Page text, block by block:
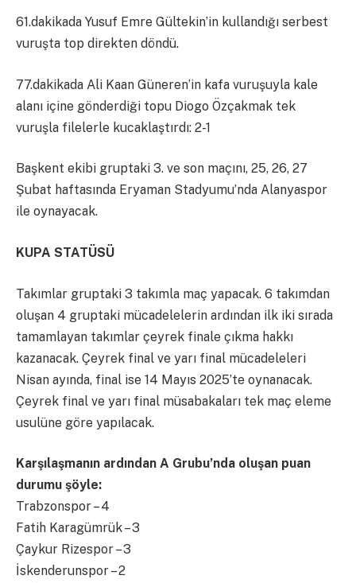
61.dakikada Yusuf Emre Gültekin’in kullandığı serbest
vuruşta top direkten döndü.
77.dakikada Ali Kaan Güneren’in kafa vuruşuyla kale
alanı içine gönderdiği topu Diogo Özçakmak tek
vuruşla filelerle kucaklaştırdı: 2-1
Başkent ekibi gruptaki 3. ve son maçını, 25, 26, 27
Şubat haftasında Eryaman Stadyumu’nda Alanyaspor
ile oynayacak.
KUPA STATÜSÜ
Takımlar gruptaki 3 takımla maç yapacak. 6 takımdan
oluşan 4 gruptaki mücadelelerin ardından ilk iki sırada
tamamlayan takımlar çeyrek finale çıkma hakkı
kazanacak. Çeyrek final ve yarı final mücadeleleri
Nisan ayında, final ise 14 Mayıs 2025’te oynanacak.
Çeyrek final ve yarı final müsabakaları tek maç eleme
usulüne göre yapılacak.
Karşılaşmanın ardından A Grubu’nda oluşan puan
durumu şöyle:
Trabzonspor – 4
Fatih Karagümrük – 3
Çaykur Rizespor – 3
İskenderunspor – 2